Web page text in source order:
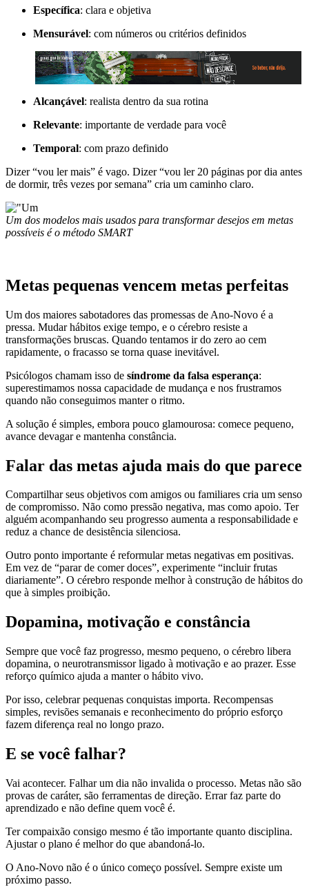
Específica: clara e objetiva
Mensurável: com números ou critérios definidos
Alcançável: realista dentro da sua rotina
Relevante: importante de verdade para você
Temporal: com prazo definido
Dizer “vou ler mais” é vago. Dizer “vou ler 20 páginas por dia antes
de dormir, três vezes por semana” cria um caminho claro.
Um dos modelos mais usados para transformar desejos em metas
possíveis é o método SMART
Metas pequenas vencem metas perfeitas
Um dos maiores sabotadores das promessas de Ano-Novo é a
pressa. Mudar hábitos exige tempo, e o cérebro resiste a
transformações bruscas. Quando tentamos ir do zero ao cem
rapidamente, o fracasso se torna quase inevitável.
Psicólogos chamam isso de síndrome da falsa esperança:
superestimamos nossa capacidade de mudança e nos frustramos
quando não conseguimos manter o ritmo.
A solução é simples, embora pouco glamourosa: comece pequeno,
avance devagar e mantenha constância.
Falar das metas ajuda mais do que parece
Compartilhar seus objetivos com amigos ou familiares cria um senso
de compromisso. Não como pressão negativa, mas como apoio. Ter
alguém acompanhando seu progresso aumenta a responsabilidade e
reduz a chance de desistência silenciosa.
Outro ponto importante é reformular metas negativas em positivas.
Em vez de “parar de comer doces”, experimente “incluir frutas
diariamente”. O cérebro responde melhor à construção de hábitos do
que à simples proibição.
Dopamina, motivação e constância
Sempre que você faz progresso, mesmo pequeno, o cérebro libera
dopamina, o neurotransmissor ligado à motivação e ao prazer. Esse
reforço químico ajuda a manter o hábito vivo.
Por isso, celebrar pequenas conquistas importa. Recompensas
simples, revisões semanais e reconhecimento do próprio esforço
fazem diferença real no longo prazo.
E se você falhar?
Vai acontecer. Falhar um dia não invalida o processo. Metas não são
provas de caráter, são ferramentas de direção. Errar faz parte do
aprendizado e não define quem você é.
Ter compaixão consigo mesmo é tão importante quanto disciplina.
Ajustar o plano é melhor do que abandoná-lo.
O Ano-Novo não é o único começo possível. Sempre existe um
próximo passo.